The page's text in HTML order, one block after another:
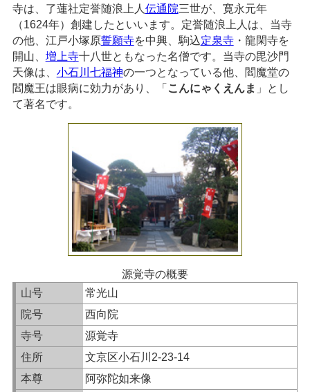
寺は、了蓮社定誉随浪上人 伝通院三世が、寛永元年
（1624年）創建したといいます。定誉随浪上人は、当寺
の他、江戸小塚原誓願寺を中興、駒込定泉寺・龍閑寺を
開山、 増上寺十八世ともなった名僧です。当寺の毘沙門
天像は、 小石川七福神の一つとなっている他、閻魔堂の
閻魔王は眼病に効力があり、「 こんにゃくえんま 」とし
て著名です。
源覚寺の概要
山号
常光山
院号
西向院
寺号
源覚寺
住所
文京区小石川2-23-14
本尊
阿弥陀如来像